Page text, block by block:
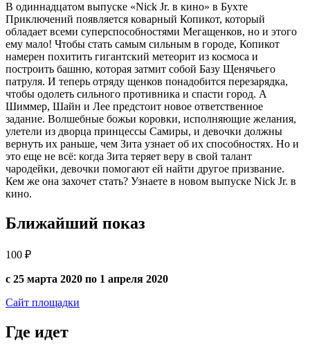
В одиннадцатом выпуске «Nick Jr. в кино» в Бухте
Приключений появляется коварный Копикот, который
обладает всеми суперспособностями Мегащенков, но и этого
ему мало! Чтобы стать самым сильным в городе, Копикот
намерен похитить гигантский метеорит из космоса и
построить башню, которая затмит собой Базу Щенячьего
патруля. И теперь отряду щенков понадобится перезарядка,
чтобы одолеть сильного противника и спасти город. А
Шиммер, Шайн и Лее предстоит новое ответственное
задание. Волшебные божьи коровки, исполняющие желания,
улетели из дворца принцессы Самиры, и девочки должны
вернуть их раньше, чем Зита узнает об их способностях. Но и
это еще не всё: когда Зита теряет веру в свой талант
чародейки, девочки помогают ей найти другое призвание.
Кем же она захочет стать? Узнаете в новом выпуске Nick Jr. в
кино.
Ближайший показ
100 ₽
с 25 марта 2020 по 1 апреля 2020
Сайт площадки
Где идет